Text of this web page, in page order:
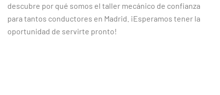
descubre por qué somos el taller mecánico de confianza
para tantos conductores en Madrid. ¡Esperamos tener la
oportunidad de servirte pronto!